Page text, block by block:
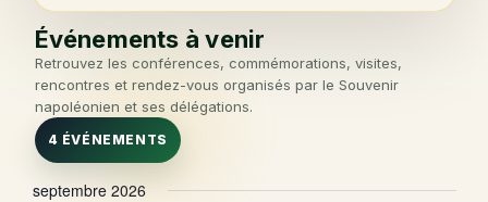
Événements à venir
Retrouvez les conférences, commémorations, visites,
rencontres et rendez-vous organisés par le Souvenir
napoléonien et ses délégations.
4 ÉVÉNEMENTS
septembre 2026